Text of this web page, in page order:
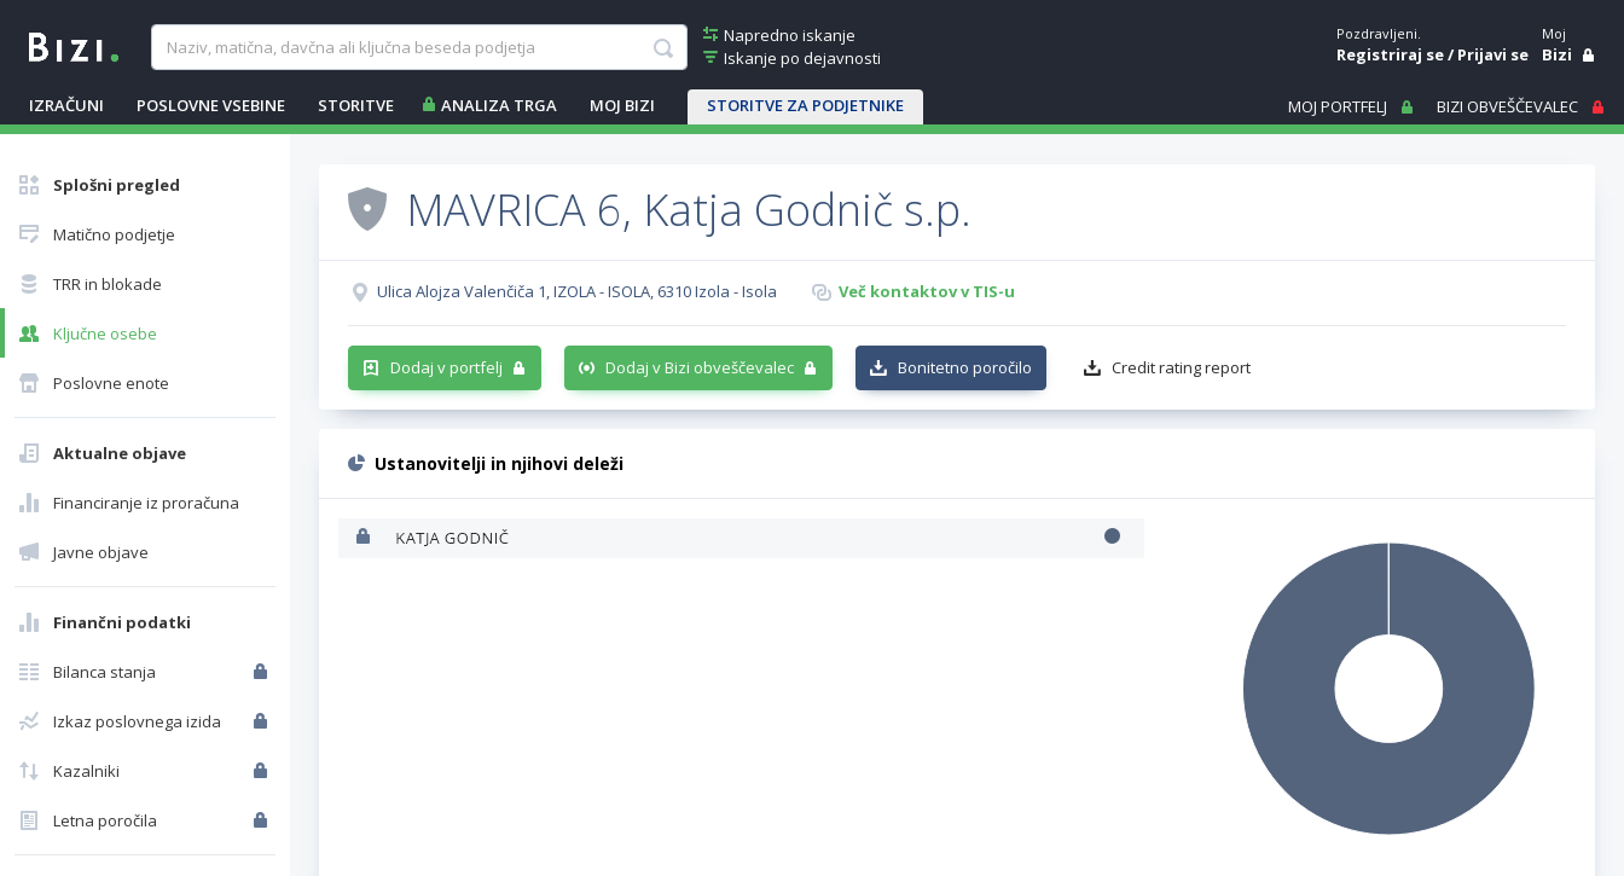
Napredno iskanje
Iskanje po dejavnosti
IZRAČUNI POSLOVNE VSEBINE STORITVE ANALIZA TRGA MOJ BIZI STORITVE ZA PODJETNIKE
Pozdravljeni.
Registriraj se/Prijavi se
Moj
Bizi
MOJ PORTFELJ BIZI OBVEŠČEVALEC
Splošni pregled
Matično podjetje
TRR in blokade
Ključne osebe
Poslovne enote
Aktualne objave
Financiranje iz proračuna
Javne objave
Finančni podatki
Bilanca stanja
Izkaz poslovnega izida
Kazalniki
Letna poročila
MAVRICA 6, Katja Godnič s.p.
Ulica Alojza Valenčiča 1, IZOLA - ISOLA, 6310 Izola - Isola Več kontaktov v TIS-u
Dodaj v portfelj Dodaj v Bizi obveščevalec Bonitetno poročilo Credit rating report
Ustanovitelji in njihovi deleži